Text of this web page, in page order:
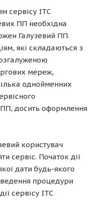
сервісу ІТС
ПП необхідна
Галузевий ПП.
які складаються з
мереж,
однойменних
ПП, досить оформлення
користувач
сервіс. Початок дії
дати будь-якого
процедури
сервісу ІТС